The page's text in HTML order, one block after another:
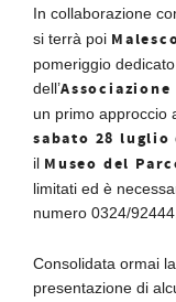
In collaborazione
si terrà poi
pomeriggio
dell’Associazione
un primo approccio
sabato 28 luglio
il Museo del
limitati ed è
numero 0324/
Consolidata ormai
presentazione di